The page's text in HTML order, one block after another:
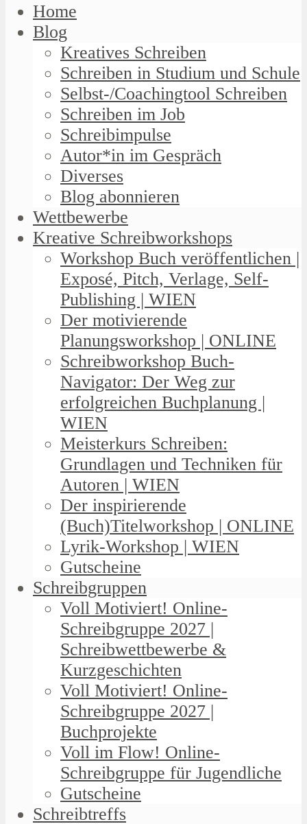
Home
Blog
Kreatives Schreiben
Schreiben in Studium und Schule
Selbst-/Coachingtool Schreiben
Schreiben im Job
Schreibimpulse
Autor*in im Gespräch
Diverses
Blog abonnieren
Wettbewerbe
Kreative Schreibworkshops
Workshop Buch veröffentlichen |
Exposé, Pitch, Verlage, Self-
Publishing | WIEN
Der motivierende
Planungsworkshop | ONLINE
Schreibworkshop Buch-
Navigator: Der Weg zur
erfolgreichen Buchplanung |
WIEN
Meisterkurs Schreiben:
Grundlagen und Techniken für
Autoren | WIEN
Der inspirierende
(Buch)Titelworkshop | ONLINE
Lyrik-Workshop | WIEN
Gutscheine
Schreibgruppen
Voll Motiviert! Online-
Schreibgruppe 2027 |
Schreibwettbewerbe &
Kurzgeschichten
Voll Motiviert! Online-
Schreibgruppe 2027 |
Buchprojekte
Voll im Flow! Online-
Schreibgruppe für Jugendliche
Gutscheine
Schreibtreffs